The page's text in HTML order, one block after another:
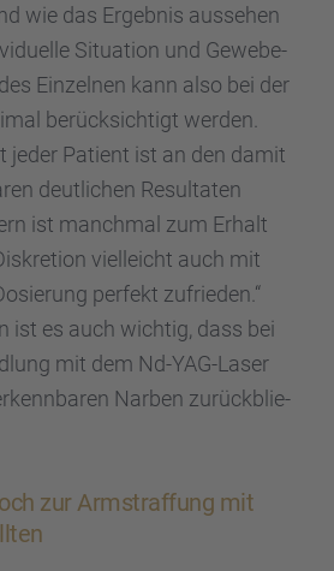
wie das Ergeb­nis ausse­hen
Situa­tion und Gewebe­
Einzel­nen kann also bei der
berück­sich­tigt werden.
jeder Patient ist an den damit
deutli­chen Resul­ta­ten
ist manch­mal zum Erhalt
vielleicht auch mit
perfekt zufrie­den.“
ist es auch wichtig, dass bei
mit dem Nd-YAG-Laser
Narben zurück­blie­
zur Armstraf­fung mit